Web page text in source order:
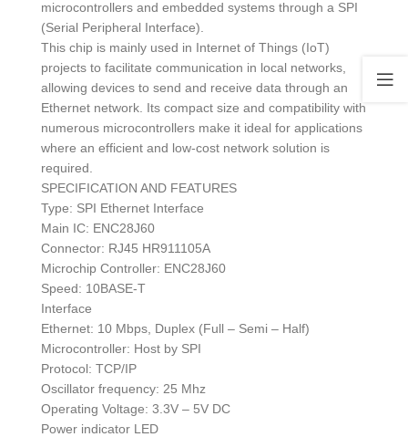
microcontrollers and embedded systems through a SPI
(Serial Peripheral Interface).
This chip is mainly used in Internet of Things (IoT)
projects to facilitate communication in local networks,
allowing devices to send and receive data through an
Ethernet network. Its compact size and compatibility with
numerous microcontrollers make it ideal for applications
where an efficient and low-cost network solution is
required.
SPECIFICATION AND FEATURES
Type: SPI Ethernet Interface
Main IC: ENC28J60
Connector: RJ45 HR911105A
Microchip Controller: ENC28J60
Speed: 10BASE-T
Interface
Ethernet: 10 Mbps, Duplex (Full – Semi – Half)
Microcontroller: Host by SPI
Protocol: TCP/IP
Oscillator frequency: 25 Mhz
Operating Voltage: 3.3V – 5V DC
Power indicator LED